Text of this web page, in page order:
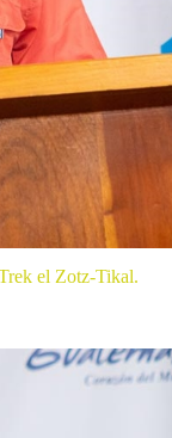
el Zotz-Tikal.